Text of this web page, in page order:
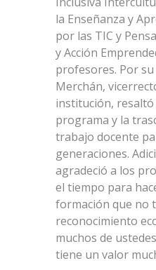
la Enseñanza y
por las TIC y
y Acción
profesores. Por
Merchán,
institución,
programa y la
trabajo docente
generaciones.
agradeció a los
el tiempo para
formación que no
reconocimiento
muchos de
tiene un valor